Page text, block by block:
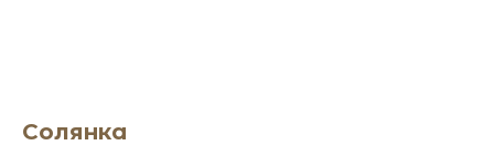
Солянка